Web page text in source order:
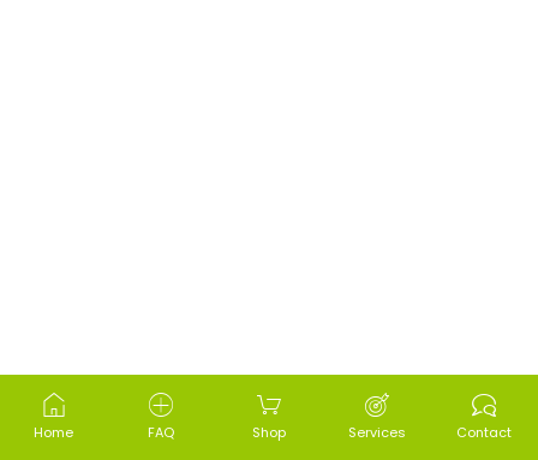
Home FAQ Shop Services Contact